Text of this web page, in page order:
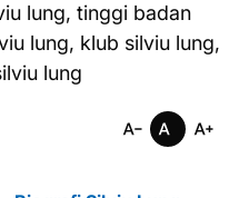
lung, tinggi badan
lung, klub silviu lung,
lung